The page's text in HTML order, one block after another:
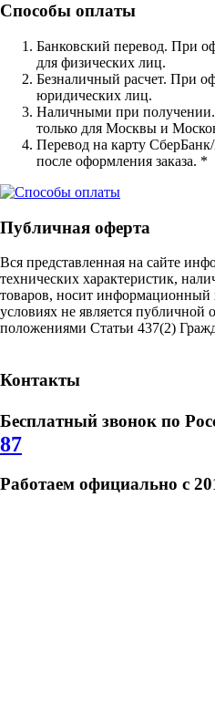
Способы оплаты
Банковский перевод. При
для физических лиц.
Безналичный расчет. При
юридических лиц.
Наличными при
только для Москвы и
Перевод на карту
после оформления заказа. *
Публичная оферта
Вся представленная на сайте
технических характеристик,
товаров, носит информационный
условиях не является публичной
положениями Статьи 437(2)
Контакты
Бесплатный звонок по
87
Работаем официально с